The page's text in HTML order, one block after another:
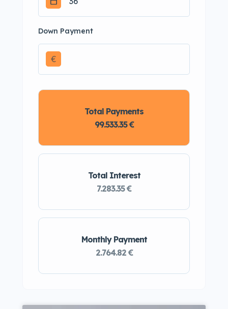
Down Payment
€
Monthly Payment
2.764.82 €
Total Interest
7.283.35 €
Total Payments
99.533.35 €